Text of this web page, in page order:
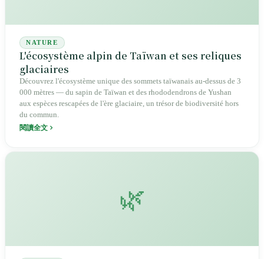
NATURE
L'écosystème alpin de Taïwan et ses reliques
glaciaires
Découvrez l'écosystème unique des sommets taïwanais au-dessus de 3
000 mètres — du sapin de Taïwan et des rhododendrons de Yushan
aux espèces rescapées de l'ère glaciaire, un trésor de biodiversité hors
du commun.
閱讀全文
🌿